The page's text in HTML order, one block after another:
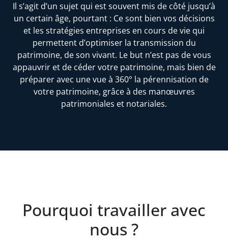
Il s’agit d’un sujet qui est souvent mis de côté jusqu’à
un certain âge, pourtant : Ce sont bien vos décisions
et les stratégies entreprises en cours de vie qui
permettent d’optimiser la transmission du
patrimoine, de son vivant. Le but n’est pas de vous
appauvrir et de céder votre patrimoine, mais bien de
préparer avec une vue à 360° la pérennisation de
votre patrimoine, grâce à des manœuvres
patrimoniales et notariales.
Pourquoi travailler avec
nous ?